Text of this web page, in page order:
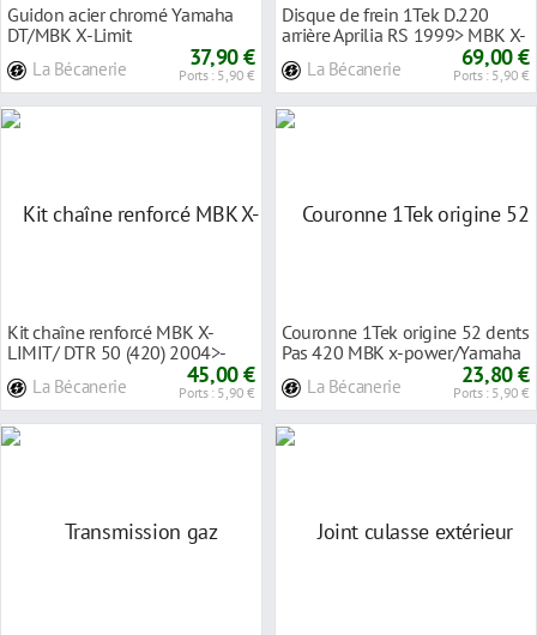
Guidon acier chromé Yamaha
DT/MBK X-Limit
La Bécanerie 37,90 €
Ports : 5,90 €
Disque de frein 1Tek D.220
arrière Aprilia RS 1999> MBK X-
La Bécanerie 69,00 €
Ports : 5,90 €
Kit chaîne renforcé MBK X-
LIMIT/ DTR 50 (420) 2004>-
11X48 (Origine)
La Bécanerie 45,00 €
Ports : 5,90 €
Couronne 1Tek origine 52 dents
Pas 420 MBK x-power/Yamaha
La Bécanerie 23,80 €
Ports : 5,90 €